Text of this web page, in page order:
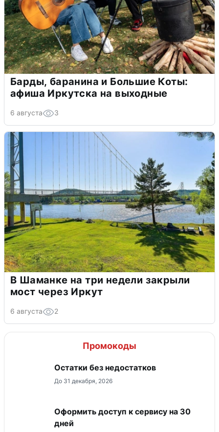
Барды, баранина и Большие Коты:
афиша Иркутска на выходные
6 августа 3
В Шаманке на три недели закрыли
мост через Иркут
6 августа 2
Промокоды
Остатки без недостатков
До 31 декабря, 2026
Оформить доступ к сервису на 30
дней